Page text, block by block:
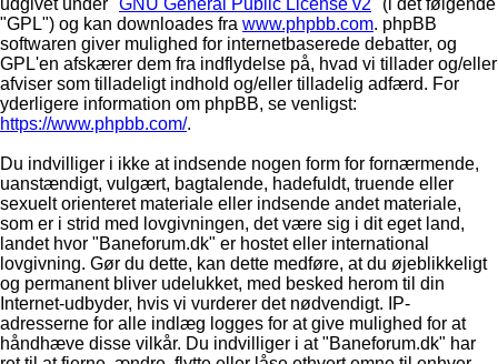
udgivet under "GNU General Public License v2" (i det følgende
"GPL") og kan downloades fra www.phpbb.com. phpBB
softwaren giver mulighed for internetbaserede debatter, og
GPL'en afskærer dem fra indflydelse på, hvad vi tillader og/eller
afviser som tilladeligt indhold og/eller tilladelig adfærd. For
yderligere information om phpBB, se venligst:
https://www.phpbb.com/.
Du indvilliger i ikke at indsende nogen form for fornærmende,
uanstændigt, vulgært, bagtalende, hadefuldt, truende eller
sexuelt orienteret materiale eller indsende andet materiale,
som er i strid med lovgivningen, det være sig i dit eget land,
landet hvor "Baneforum.dk" er hostet eller international
lovgivning. Gør du dette, kan dette medføre, at du øjeblikkeligt
og permanent bliver udelukket, med besked herom til din
Internet-udbyder, hvis vi vurderer det nødvendigt. IP-
adresserne for alle indlæg logges for at give mulighed for at
håndhæve disse vilkår. Du indvilliger i at "Baneforum.dk" har